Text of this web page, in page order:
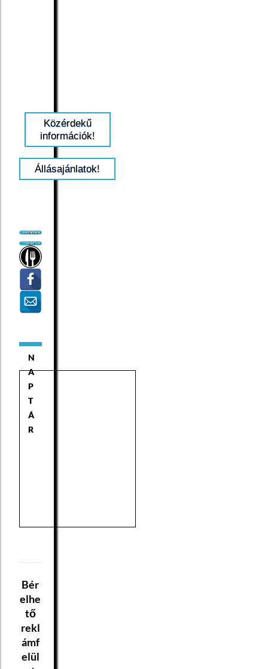
Közérdekű
információk!
Állásajánlatok!
N
A
P
T
Á
R
Bér
elhe
tő
rekl
ámf
elül